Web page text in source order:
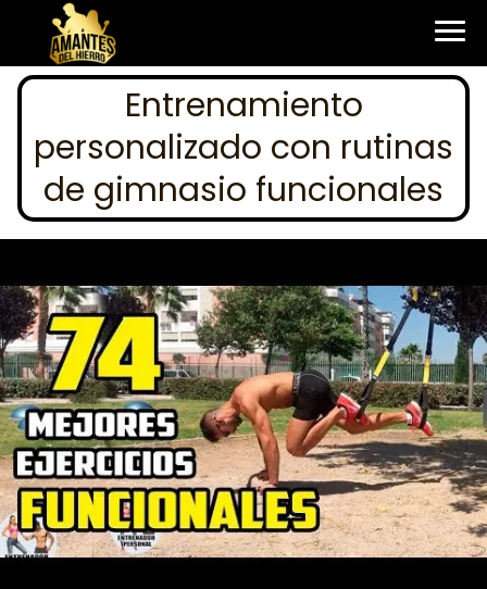
Entrenamiento
personalizado con rutinas
de gimnasio funcionales